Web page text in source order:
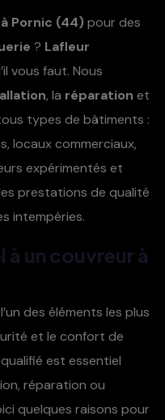
Pornic (44) pour des
? Lafleur
vous faut. Nous
, la réparation et
types de bâtiments :
locaux commerciaux,
expérimentés et
prestations de qualité
intempéries.
à un couvreur à
des éléments les plus
et le confort de
qualifié est essentiel
réparation ou
quelques raisons pour